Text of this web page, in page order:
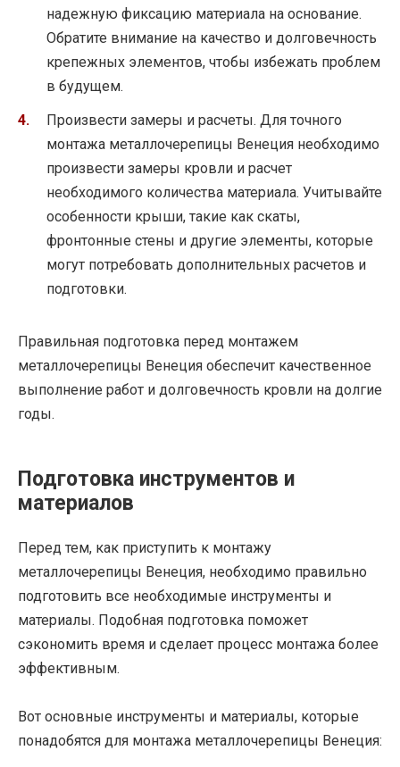
надежную фиксацию материала на основание.
Обратите внимание на качество и долговечность
крепежных элементов, чтобы избежать проблем
в будущем.
Произвести замеры и расчеты. Для точного
монтажа металлочерепицы Венеция необходимо
произвести замеры кровли и расчет
необходимого количества материала. Учитывайте
особенности крыши, такие как скаты,
фронтонные стены и другие элементы, которые
могут потребовать дополнительных расчетов и
подготовки.
Правильная подготовка перед монтажем
металлочерепицы Венеция обеспечит качественное
выполнение работ и долговечность кровли на долгие
годы.
Подготовка инструментов и
материалов
Перед тем, как приступить к монтажу
металлочерепицы Венеция, необходимо правильно
подготовить все необходимые инструменты и
материалы. Подобная подготовка поможет
сэкономить время и сделает процесс монтажа более
эффективным.
Вот основные инструменты и материалы, которые
понадобятся для монтажа металлочерепицы Венеция: